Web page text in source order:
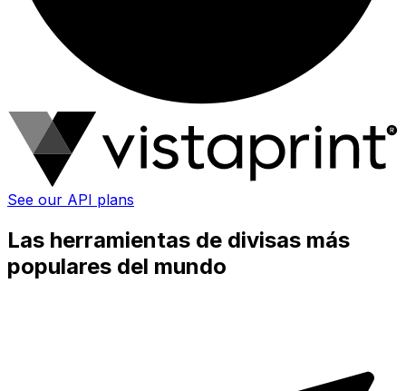
See our API plans
Las herramientas de divisas más
populares del mundo